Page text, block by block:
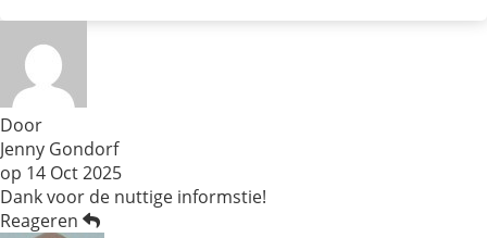
Door
Jenny Gondorf
op 14 Oct 2025
Dank voor de nuttige informstie!
Reageren